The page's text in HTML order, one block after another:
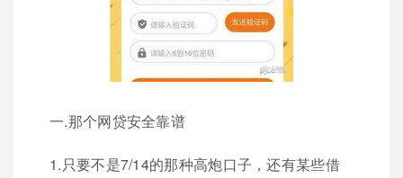
一.那个网贷安全靠谱
1.只要不是7/14的那种高炮口子，还有某些借